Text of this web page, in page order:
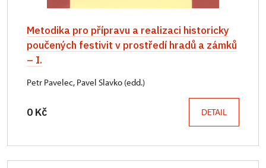
Metodika pro přípravu a realizaci historicky
poučených festivit v prostředí hradů a zámků
– I.
Petr Pavelec, Pavel Slavko (edd.)
0 Kč DETAIL